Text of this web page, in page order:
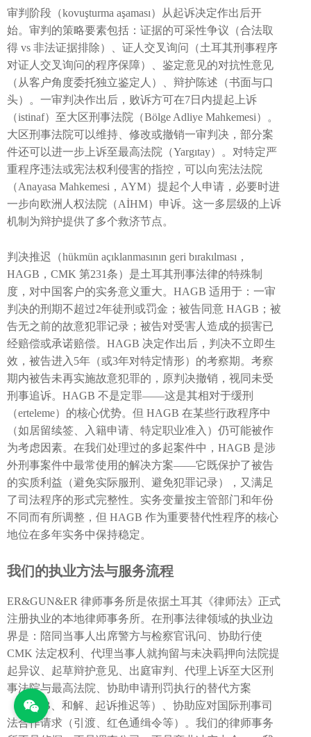
审判阶段（kovuşturma aşaması）从起诉决定作出后开
始。审判的策略要素包括：证据的可采性争议（合法取
得 vs 非法证据排除）、证人交叉询问（土耳其刑事程序
对证人交叉询问的程序保障）、鉴定意见的对抗性意见
（从客户角度委托独立鉴定人）、辩护陈述（书面与口
头）。一审判决作出后，败诉方可在7日内提起上诉
（istinaf）至大区刑事法院（Bölge Adliye Mahkemesi）。
大区刑事法院可以维持、修改或撤销一审判决，部分案
件还可以进一步上诉至最高法院（Yargıtay）。对特定严
重程序违法或宪法权利侵害的指控，可以向宪法法院
（Anayasa Mahkemesi，AYM）提起个人申请，必要时进
一步向欧洲人权法院（AİHM）申诉。这一多层级的上诉
机制为辩护提供了多个救济节点。
判决推迟（hükmün açıklanmasının geri bırakılması，
HAGB，CMK 第231条）是土耳其刑事法律的特殊制
度，对中国客户的实务意义重大。HAGB 适用于：一审
判决的刑期不超过2年徒刑或罚金；被告同意 HAGB；被
告无之前的故意犯罪记录；被告对受害人造成的损害已
经赔偿或承诺赔偿。HAGB 决定作出后，判决不立即生
效，被告进入5年（或3年对特定情形）的考察期。考察
期内被告未再实施故意犯罪的，原判决撤销，视同未受
刑事追诉。HAGB 不是定罪——这是其相对于缓刑
（erteleme）的核心优势。但 HAGB 在某些行政程序中
（如居留续签、入籍申请、特定职业准入）仍可能被作
为考虑因素。在我们处理过的多起案件中，HAGB 是涉
外刑事案件中最常使用的解决方案——它既保护了被告
的实质利益（避免实际服刑、避免犯罪记录），又满足
了司法程序的形式完整性。实务变量按主管部门和年份
不同而有所调整，但 HAGB 作为重要替代性程序的核心
地位在多年实务中保持稳定。
我们的执业方法与服务流程
ER&GUN&ER 律师事务所是依据土耳其《律师法》正式
注册执业的本地律师事务所。在刑事法律领域的执业边
界是：陪同当事人出席警方与检察官讯问、协助行使
CMK 法定权利、代理当事人就拘留与未决羁押向法院提
起异议、起草辩护意见、出庭审判、代理上诉至大区刑
事法院与最高法院、协助申请刑罚执行的替代方案
（HAGB、和解、起诉推迟等）、协助应对国际刑事司
法合作请求（引渡、红色通缉令等）。我们的律师事务